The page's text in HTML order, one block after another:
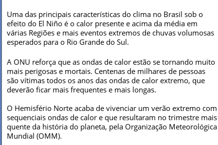
Uma das principais características do clima no Brasil sob o
efeito do El Niño é o calor presente e acima da média em
várias Regiões e mais eventos extremos de chuvas volumosas
esperados para o Rio Grande do Sul.
A ONU reforça que as ondas de calor estão se tornando muito
mais perigosas e mortais. Centenas de milhares de pessoas
são vítimas todos os anos das ondas de calor extremo, que
deverão ficar mais frequentes e mais longas.
O Hemisfério Norte acaba de vivenciar um verão extremo com
sequenciais ondas de calor e que resultaram no trimestre mais
quente da história do planeta, pela Organização Meteorológica
Mundial (OMM).